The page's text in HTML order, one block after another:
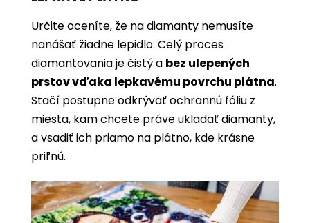
Určite oceníte, že na diamanty nemusíte
nanášať žiadne lepidlo. Celý proces
diamantovania je čistý a bez ulepených
prstov vďaka lepkavému povrchu plátna.
Stačí postupne odkrývať ochrannú fóliu z
miesta, kam chcete práve ukladať diamanty,
a vsadiť ich priamo na plátno, kde krásne
priľnú.